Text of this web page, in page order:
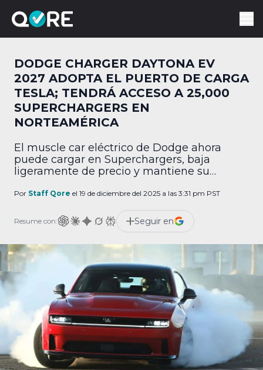
DODGE CHARGER DAYTONA EV
2027 ADOPTA EL PUERTO DE CARGA
TESLA; TENDRÁ ACCESO A 25,000
SUPERCHARGERS EN
NORTEAMÉRICA
El muscle car eléctrico de Dodge ahora
puede cargar en Superchargers, baja
ligeramente de precio y mantiene su
Por Staff Qore el 19 de diciembre del 2025 a las 3:31 pm PST
Resume con: Seguir en